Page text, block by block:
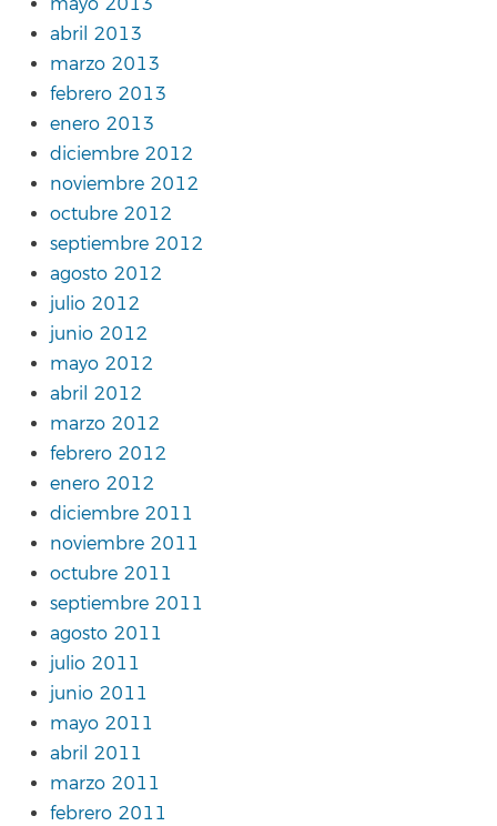
mayo 2013
abril 2013
marzo 2013
febrero 2013
enero 2013
diciembre 2012
noviembre 2012
octubre 2012
septiembre 2012
agosto 2012
julio 2012
junio 2012
mayo 2012
abril 2012
marzo 2012
febrero 2012
enero 2012
diciembre 2011
noviembre 2011
octubre 2011
septiembre 2011
agosto 2011
julio 2011
junio 2011
mayo 2011
abril 2011
marzo 2011
febrero 2011